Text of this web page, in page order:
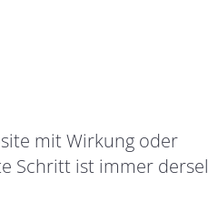
mit Wirkung oder
Schritt ist immer